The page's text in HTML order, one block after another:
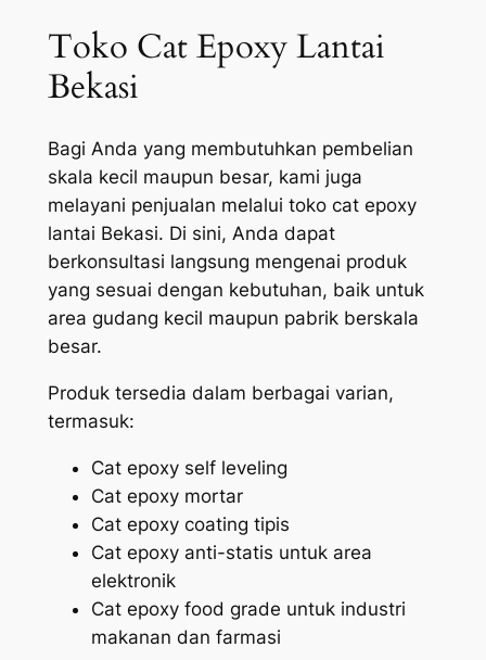
Toko Cat Epoxy Lantai
Bekasi
Bagi Anda yang membutuhkan pembelian
skala kecil maupun besar, kami juga
melayani penjualan melalui toko cat epoxy
lantai Bekasi. Di sini, Anda dapat
berkonsultasi langsung mengenai produk
yang sesuai dengan kebutuhan, baik untuk
area gudang kecil maupun pabrik berskala
besar.
Produk tersedia dalam berbagai varian,
termasuk:
Cat epoxy self leveling
Cat epoxy mortar
Cat epoxy coating tipis
Cat epoxy anti-statis untuk area
elektronik
Cat epoxy food grade untuk industri
makanan dan farmasi